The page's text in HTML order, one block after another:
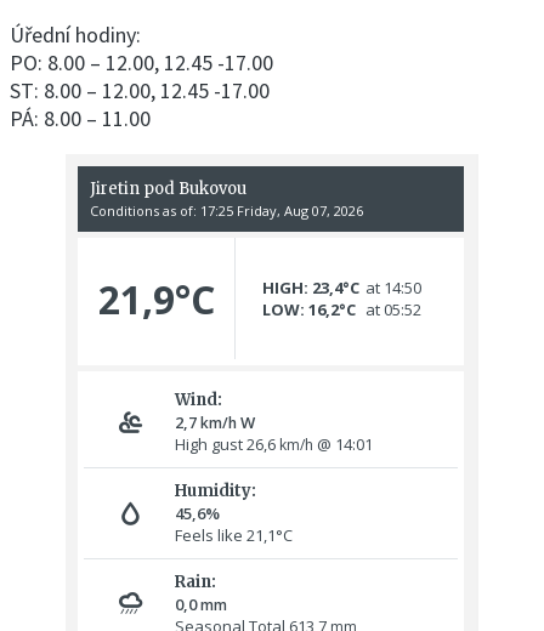
Úřední hodiny:
PO: 8.00 – 12.00, 12.45 -17.00
ST: 8.00 – 12.00, 12.45 -17.00
PÁ: 8.00 – 11.00